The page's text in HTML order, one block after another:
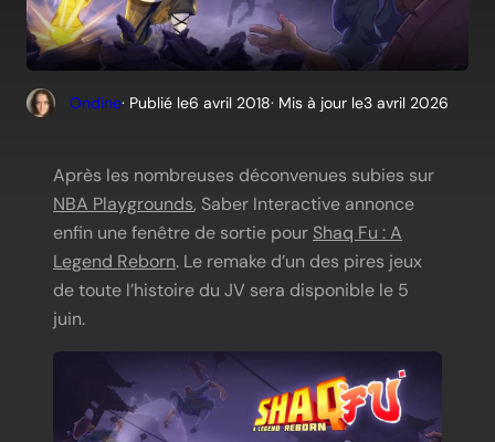
Ondine· Publié le6 avril 2018· Mis à jour le3 avril 2026
Après les nombreuses déconvenues subies sur
NBA Playgrounds, Saber Interactive annonce
enfin une fenêtre de sortie pour Shaq Fu : A
Legend Reborn. Le remake d’un des pires jeux
de toute l’histoire du JV sera disponible le 5
juin.